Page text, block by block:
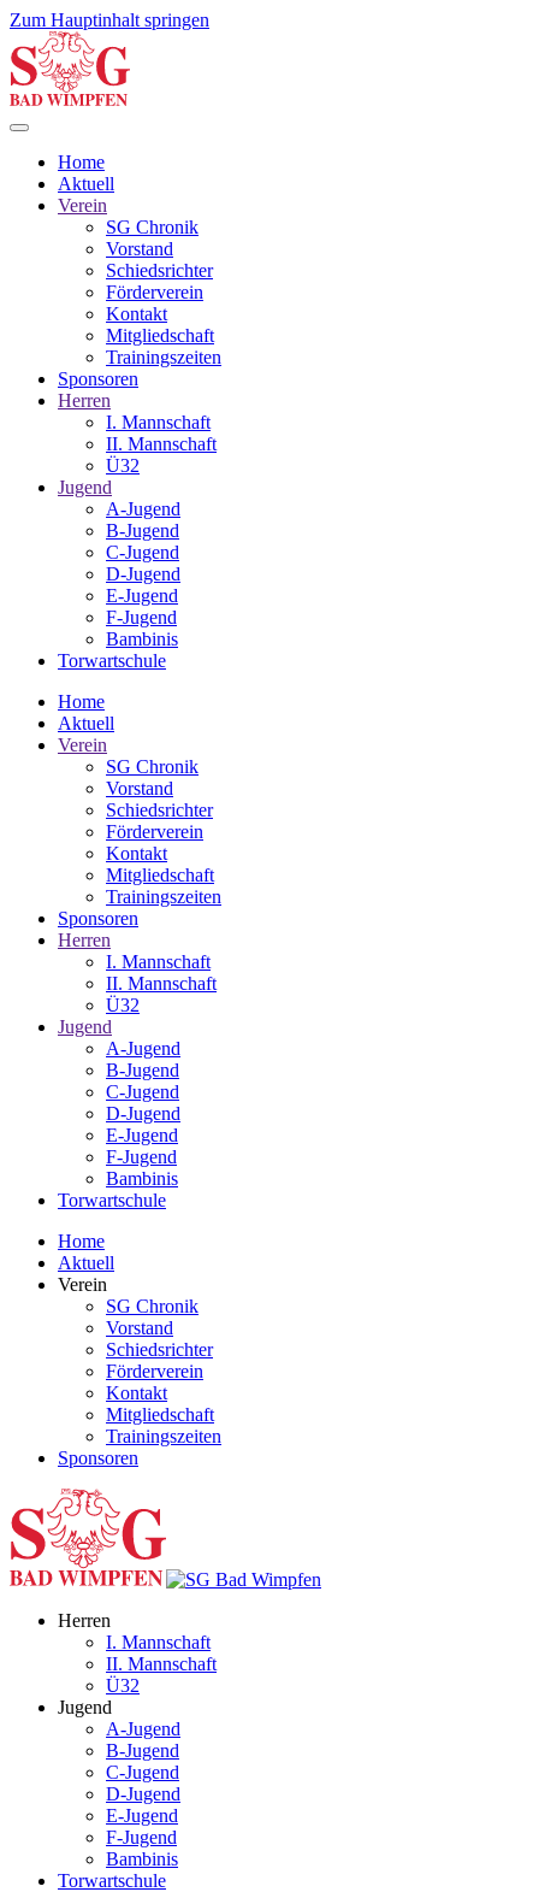
Zum Hauptinhalt springen
Home
Aktuell
Verein
SG Chronik
Vorstand
Schiedsrichter
Förderverein
Kontakt
Mitgliedschaft
Trainingszeiten
Sponsoren
Herren
I. Mannschaft
II. Mannschaft
Ü32
Jugend
A-Jugend
B-Jugend
C-Jugend
D-Jugend
E-Jugend
F-Jugend
Bambinis
Torwartschule
Home
Aktuell
Verein
SG Chronik
Vorstand
Schiedsrichter
Förderverein
Kontakt
Mitgliedschaft
Trainingszeiten
Sponsoren
Herren
I. Mannschaft
II. Mannschaft
Ü32
Jugend
A-Jugend
B-Jugend
C-Jugend
D-Jugend
E-Jugend
F-Jugend
Bambinis
Torwartschule
Home
Aktuell
Verein
SG Chronik
Vorstand
Schiedsrichter
Förderverein
Kontakt
Mitgliedschaft
Trainingszeiten
Sponsoren
Herren
I. Mannschaft
II. Mannschaft
Ü32
Jugend
A-Jugend
B-Jugend
C-Jugend
D-Jugend
E-Jugend
F-Jugend
Bambinis
Torwartschule